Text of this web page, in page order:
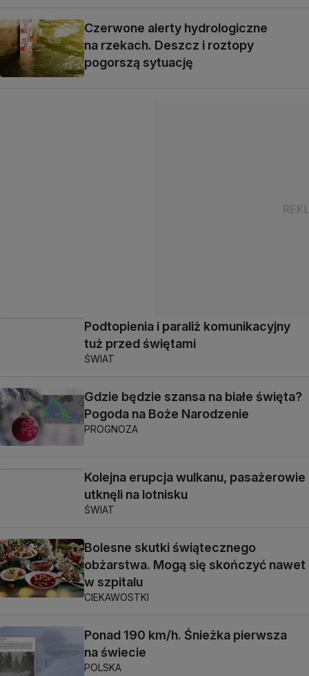
Czerwone alerty hydrologiczne
na rzekach. Deszcz i roztopy
pogorszą sytuację
Podtopienia i paraliż komunikacyjny
tuż przed świętami
ŚWIAT
Gdzie będzie szansa na białe święta?
Pogoda na Boże Narodzenie
PROGNOZA
Kolejna erupcja wulkanu, pasażerowie
utknęli na lotnisku
ŚWIAT
Bolesne skutki świątecznego
obżarstwa. Mogą się skończyć nawet
w szpitalu
CIEKAWOSTKI
Ponad 190 km/h. Śnieżka pierwsza
na świecie
POLSKA